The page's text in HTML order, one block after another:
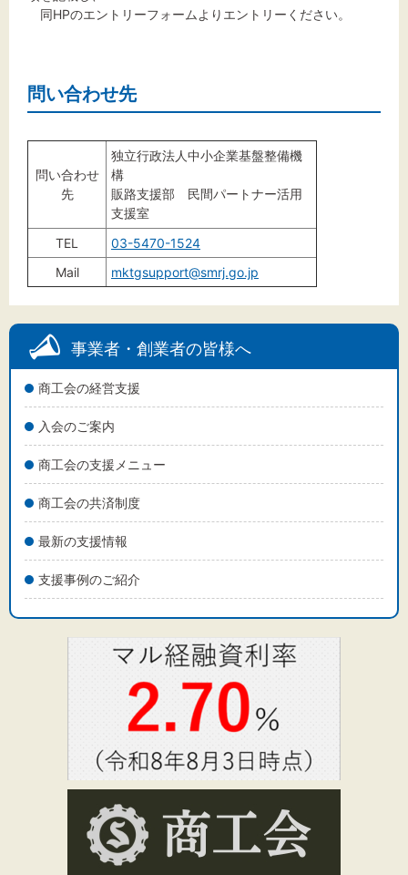
事業者・創業者の皆様へ
商工会の経営支援
入会のご案内
商工会の支援メニュー
商工会の共済制度
最新の支援情報
支援事例のご紹介
同HPのエントリーフォームよりエントリーください。
問い合わせ先
問い合わせ
先
独立行政法人中小企業基盤整備機
構
販路支援部 民間パートナー活用
支援室
TEL
03-5470-1524
Mail
mktgsupport@smrj.go.jp